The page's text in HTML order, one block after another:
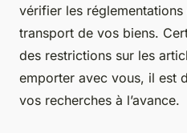
vérifier les
transport de vos biens.
des restrictions sur les
emporter avec vous, il est
vos recherches à l’avance.